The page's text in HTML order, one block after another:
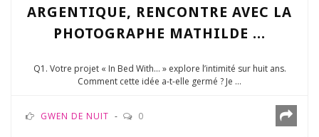
ARGENTIQUE, RENCONTRE AVEC LA
PHOTOGRAPHE MATHILDE ...
Q1. Votre projet « In Bed With… » explore l’intimité sur huit ans.
Comment cette idée a-t-elle germé ? Je ...
GWEN DE NUIT 0